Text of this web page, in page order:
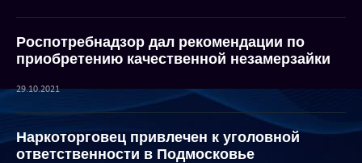
Роспотребнадзор дал рекомендации по
приобретению качественной незамерзайки
29.10.2021
Наркоторговец привлечен к уголовной
ответственности в Подмосковье